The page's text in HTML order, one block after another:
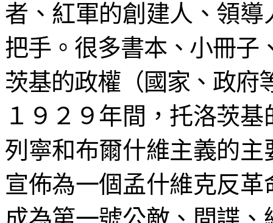
者、紅軍的創建人、領
把手。很多書本、小冊子
茨基的政權（國家、政府
１９２９年間，托洛茨
列寧和布爾什維主義的
宣佈為一個孟什維克反